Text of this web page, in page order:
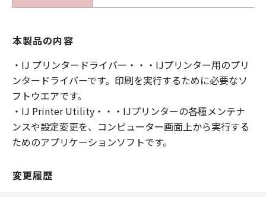
本製品の内容
・IJ プリンタードライバー・・・IJプリンター用のプリ
ンタードライバーです。印刷を実行するために必要なソ
フトウエアです。
・IJ Printer Utility・・・IJプリンターの各種メンテナ
ンスや設定変更を、コンピューター画面上から実行する
ためのアプリケーションソフトです。
変更履歴